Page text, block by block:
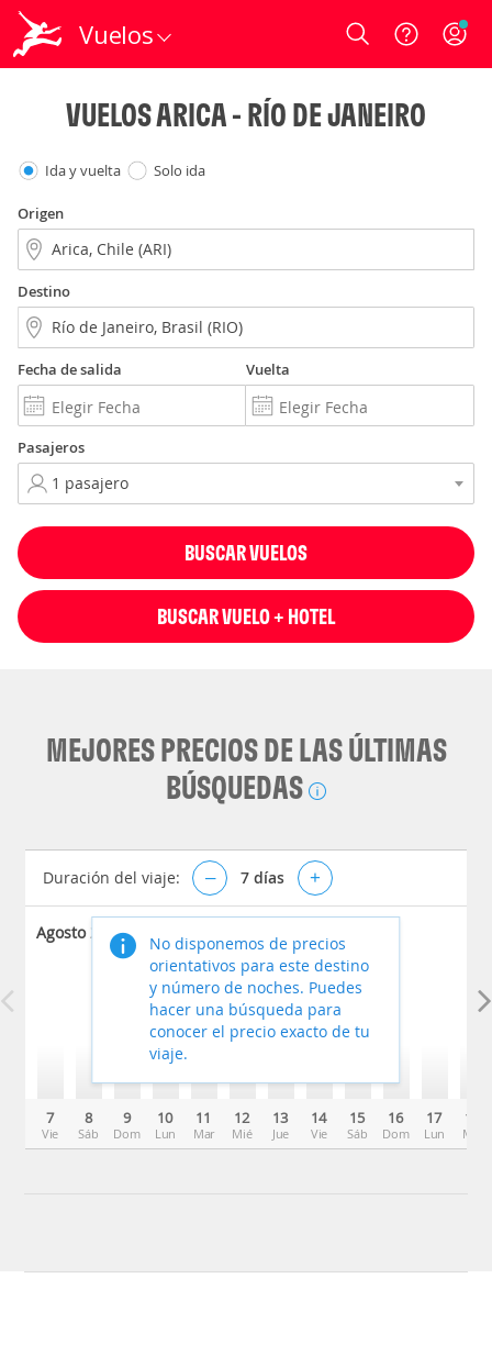
Vuelos Login
VUELOS ARICA - RÍO DE JANEIRO
Ida y vuelta Solo ida
Origen
Destino
Fecha de salida Vuelta
Pasajeros
BUSCAR VUELOS
BUSCAR VUELO + HOTEL
MEJORES PRECIOS DE LAS ÚLTIMAS
BÚSQUEDAS
Duración del viaje: – 7 días +
Agosto 2026
7
Vie
8
Sáb
9
Dom
10
Lun
11
Mar
12
Mié
13
Jue
14
Vie
15
Sáb
16
Dom
17
Lun
18
Mar
No disponemos de precios
orientativos para este destino
y número de noches. Puedes
hacer una búsqueda para
conocer el precio exacto de tu
viaje.